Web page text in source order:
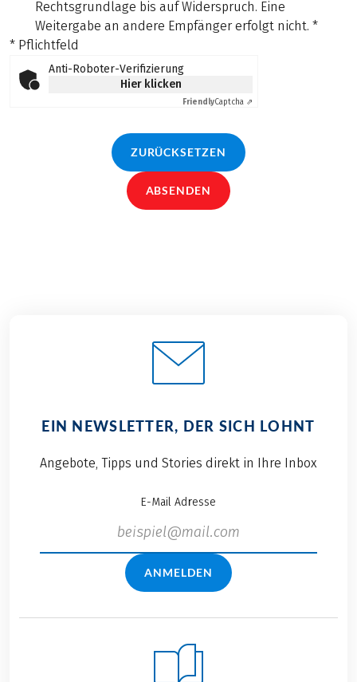
Rechtsgrundlage bis auf Widerspruch. Eine
Weitergabe an andere Empfänger erfolgt nicht. *
* Pflichtfeld
Anti-Roboter-Verifizierung
Hier klicken
FriendlyCaptcha ⇗
ZURÜCKSETZEN
ABSENDEN
EIN NEWSLETTER, DER SICH LOHNT
Angebote, Tipps und Stories direkt in Ihre Inbox
E-Mail Adresse
ANMELDEN